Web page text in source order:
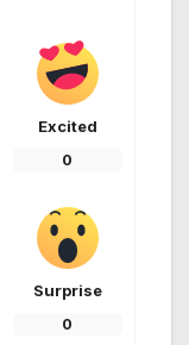
Excited
0
Surprise
0